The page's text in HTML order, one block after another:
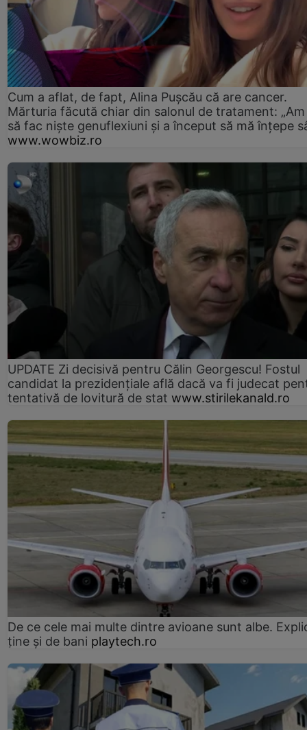
Cum a aflat, de fapt, Alina Pușcău că are cancer.
Mărturia făcută chiar din salonul de tratament:
să fac niște genuflexiuni și a început să mă înțepe
www.wowbiz.ro
UPDATE Zi decisivă pentru Călin Georgescu! Fostul
candidat la prezidențiale află dacă va fi judecat
tentativă de lovitură de stat www.stirilekanald.ro
De ce cele mai multe dintre avioane sunt albe.
ține și de bani playtech.ro